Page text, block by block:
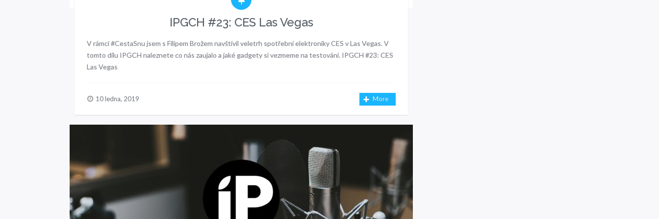
IPGCH #23: CES Las Vegas
V rámci #CestaSnu jsem s Filipem Brožem navštívil veletrh spotřební elektroniky CES v Las Vegas. V
tomto dílu IPGCH naleznete co nás zaujalo a jaké gadgety si vezmeme na testování. IPGCH #23: CES
Las Vegas
10 ledna, 2019 More